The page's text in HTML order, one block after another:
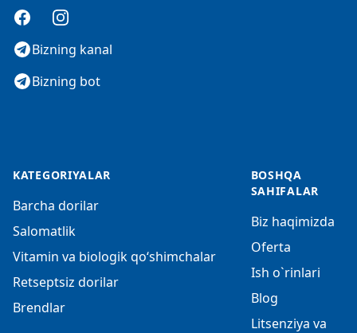
FacebookInstagram
Bizning kanal
Bizning bot
KATEGORIYALAR
Barcha dorilar
Salomatlik
Vitamin va biologik qo‘shimchalar
Retseptsiz dorilar
Brendlar
BOSHQA
SAHIFALAR
Biz haqimizda
Oferta
Ish o`rinlari
Blog
Litsenziya va